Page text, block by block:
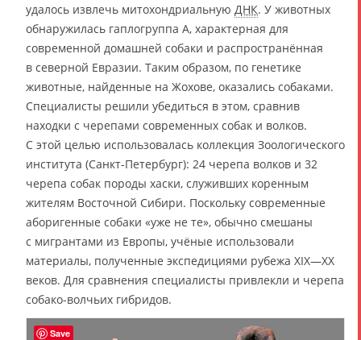
удалось извлечь митохондриальную ДНК. У животных
обнаружилась гаплогруппа A, характерная для
современной домашней собаки и распространённая
в северной Евразии. Таким образом, по генетике
животные, найденные на Жохове, оказались собаками.
Специалисты решили убедиться в этом, сравнив
находки с черепами современных собак и волков.
С этой целью использовалась коллекция Зоологического
института (Санкт-Петербург): 24 черепа волков и 32
черепа собак породы хаски, служивших коренным
жителям Восточной Сибири. Поскольку современные
аборигенные собаки «уже не те», обычно смешаны
с мигрантами из Европы, учёные использовали
материалы, полученные экспедициями рубежа XIX—XX
веков. Для сравнения специалисты привлекли и черепа
собако-волчьих гибридов.
Save